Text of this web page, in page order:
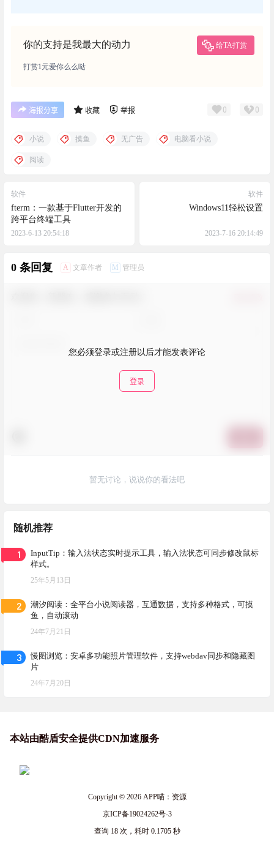
你的支持是我最大的动力 给TA打赏
打赏1元爱你么么哒
海报分享 收藏 举报 0 0
小说 摸鱼 无广告 电脑看小说
阅读
软件
fterm：一款基于Flutter开发的
跨平台终端工具
2023-6-13 20:54:18
软件
Windows11轻松设置
2023-7-16 20:14:49
0 条回复 A 文章作者 M 管理员
您必须登录或注册以后才能发表评论
登录
暂无讨论，说说你的看法吧
随机推荐
1
InputTip：输入法状态实时提示工具，输入法状态可同步修改鼠标
样式。
25年5月13日
2
潮汐阅读：全平台小说阅读器，互通数据，支持多种格式，可摸
鱼，自动滚动
24年7月21日
3
慢图浏览：安卓多功能照片管理软件，支持webdav同步和隐藏图
片
24年7月20日
本站由酷盾安全提供CDN加速服务
Copyright © 2026APP喵：资源
京ICP备19024262号-3
查询 18 次，耗时 0.1705 秒